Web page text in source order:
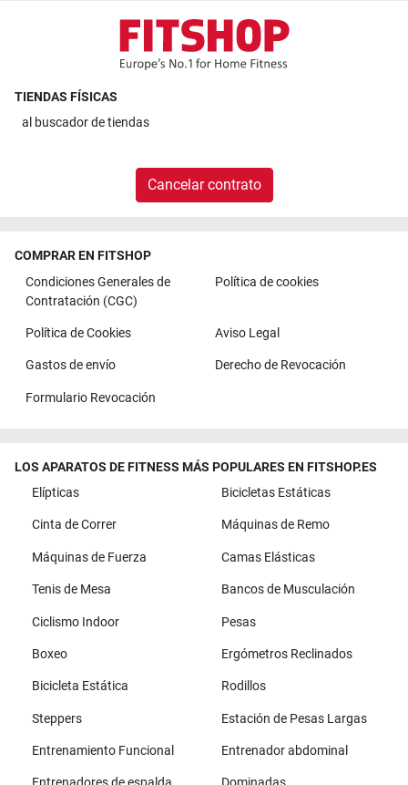
TIENDAS FÍSICAS
al buscador de tiendas
Cancelar contrato
COMPRAR EN FITSHOP
Condiciones Generales de
Contratación (CGC)
Política de cookies
Política de Cookies Aviso Legal
Gastos de envío Derecho de Revocación
Formulario Revocación
LOS APARATOS DE FITNESS MÁS POPULARES EN FITSHOP.ES
Elípticas
Bicicletas Estáticas
Cinta de Correr Máquinas de Remo
Máquinas de Fuerza Camas Elásticas
Tenis de Mesa Bancos de Musculación
Ciclismo Indoor Pesas
Boxeo Ergómetros Reclinados
Bicicleta Estática Rodillos
Steppers Estación de Pesas Largas
Entrenamiento Funcional Entrenador abdominal